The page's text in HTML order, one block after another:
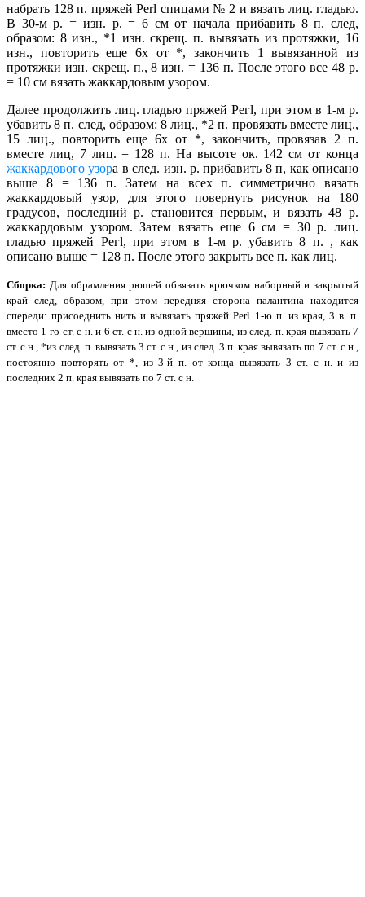
набрать 128 п. пряжей Perl спицами № 2 и вязать лиц. гладью.
В 30-м р. = изн. р. = 6 см от начала прибавить 8 п. след,
образом: 8 изн., *1 изн. скрещ. п. вывязать из протяжки, 16
изн., повторить еще 6х от *, закончить 1 вывязанной из
протяжки изн. скрещ. п., 8 изн. = 136 п. После этого все 48 р.
= 10 см вязать жаккардовым узором.
Далее продолжить лиц. гладью пряжей Регl, при этом в 1-м р.
убавить 8 п. след, образом: 8 лиц., *2 п. провязать вместе лиц.,
15 лиц., повторить еще 6х от *, закончить, провязав 2 п.
вместе лиц, 7 лиц. = 128 п. На высоте ок. 142 см от конца
жаккардового узора в след. изн. р. прибавить 8 п, как описано
выше 8 = 136 п. Затем на всех п. симметрично вязать
жаккардовый узор, для этого повернуть рисунок на 180
градусов, последний р. становится первым, и вязать 48 р.
жаккардовым узором. Затем вязать еще 6 см = 30 р. лиц.
гладью пряжей Регl, при этом в 1-м р. убавить 8 п. , как
описано выше = 128 п. После этого закрыть все п. как лиц.
Сборка: Для обрамления рюшей обвязать крючком наборный и закрытый
край след, образом, при этом передняя сторона палантина находится
спереди: присоеднить нить и вывязать пряжей Реrl 1-ю п. из края, 3 в. п.
вместо 1-го ст. с н. и 6 ст. с н. из одной вершины, из след. п. края вывязать 7
ст. с н., *из след. п. вывязать 3 ст. с н., из след. 3 п. края вывязать по 7 ст. с н.,
постоянно повторять от *, из 3-й п. от конца вывязать 3 ст. с н. и из
последних 2 п. края вывязать по 7 ст. с н.